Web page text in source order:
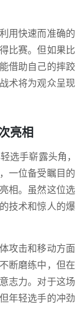
用快速而准确的
比赛。但如果比
借助自己的摔跤
术将为观众呈现
亮相
选手崭露头角，
一位备受瞩目的
相。虽然这位选
技术和惊人的爆
攻击和移动方面
断磨练中，但在
志力。对于这场
年轻选手的冲劲